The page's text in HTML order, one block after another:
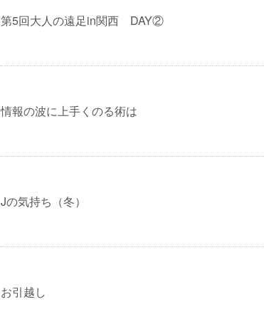
第5回大人の遠足in関西 DAY②
情報の波に上手くのる術は
Jの気持ち（冬）
お引越し